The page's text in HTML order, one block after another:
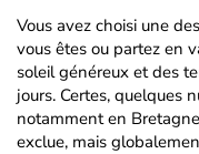
Vous avez choisi une
vous êtes ou partez en
soleil généreux et des
jours. Certes, quelques
notamment en
exclue, mais